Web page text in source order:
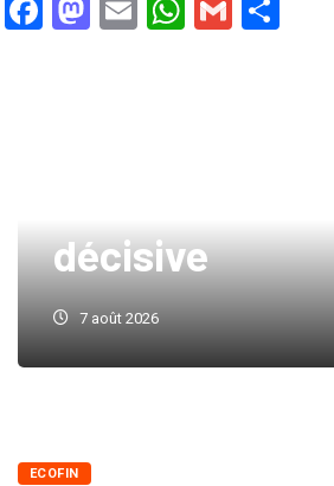
Facebook
Mastodon
EmailWhatsApp
Gmail
décisive
7 août 2026
ECOFIN